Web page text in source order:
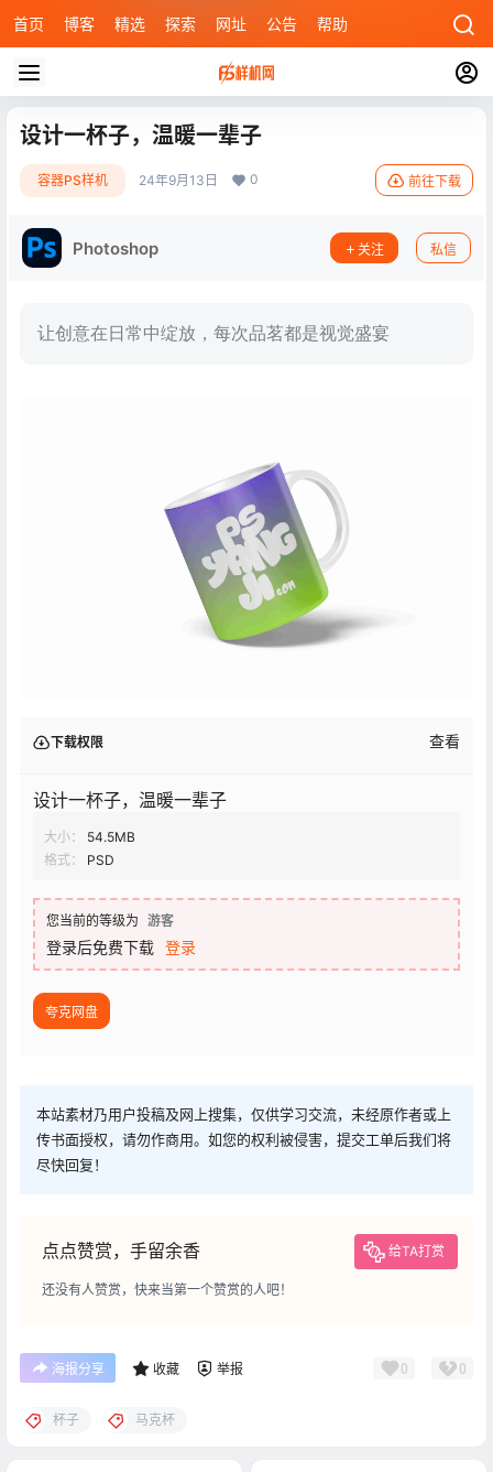
首页 博客 精选 探索 网址 公告 帮助
设计一杯子，温暖一辈子
容器PS样机 24年9月13日 0 前往下载
Photoshop 关注 私信
让创意在日常中绽放，每次品茗都是视觉盛宴
下载权限 查看
设计一杯子，温暖一辈子
大小：
54.5MB
格式：
PSD
您当前的等级为 游客
登录后免费下载 登录
夸克网盘
本站素材乃用户投稿及网上搜集，仅供学习交流，未经原作者或上
传书面授权，请勿作商用。如您的权利被侵害，提交工单后我们将
尽快回复！
点点赞赏，手留余香 给TA打赏
还没有人赞赏，快来当第一个赞赏的人吧！
海报分享 收藏 举报 0 0
杯子 马克杯